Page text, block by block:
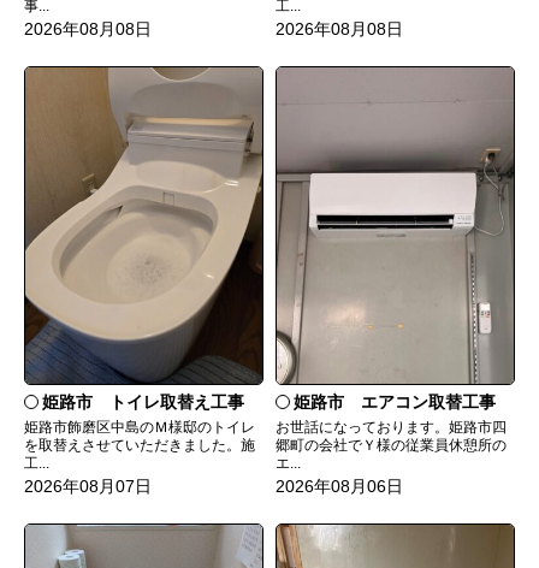
事...
2026年08月08日
工...
2026年08月08日
姫路市 トイレ取替え工事
姫路市飾磨区中島のＭ様邸のトイレ
を取替えさせていただきました。施
工...
2026年08月07日
姫路市 エアコン取替工事
お世話になっております。姫路市四
郷町の会社でＹ様の従業員休憩所の
エ...
2026年08月06日